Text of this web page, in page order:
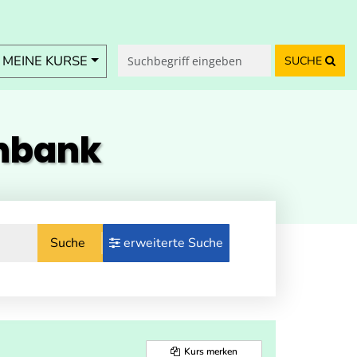
KURSE SUCHE
Suche erweiterte Suche
Kurs merken